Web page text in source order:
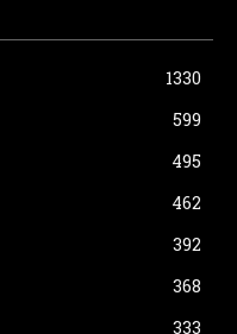
1330
599
495
462
392
368
333